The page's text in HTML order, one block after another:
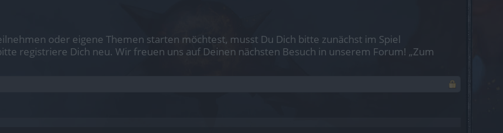
oder eigene Themen starten möchtest, musst Du Dich bitte zunächst im Spiel
registriere Dich neu. Wir freuen uns auf Deinen nächsten Besuch in unserem Forum! „Zum